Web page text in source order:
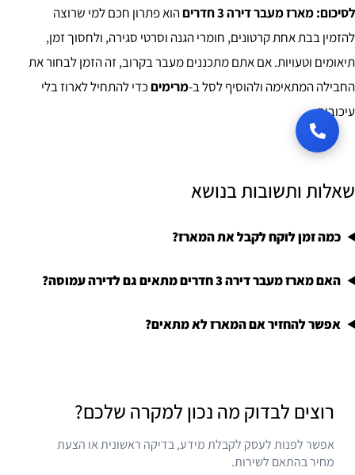
לסיכום:מארז מעבר דירה 3 חדרים
הוא פתרון חכם למי שרוצה
להזמין בבת אחת קרטונים, חומרי הגנה וסרטי סגירה, ולחסוך זמן,
תיאומים וטעויות. אם אתם מתכננים מעבר בקרוב, זה הזמן לבחור את
החבילה המתאימה ולהוסיף לסל ב-מרימיםכדי להתחיל לארוז בלי
עיכובים.
שאלות ותשובות בנושא
כמה זמן לוקח לקבל את המארז?
האם מארז מעבר דירה 3 חדרים מתאים גם לדירה עמוסה?
אפשר להחזיר אם המארז לא מתאים?
רוצים לבדוק מה נכון למקרה שלכם?
אפשר לפנות לעסק לקבלת מידע, בדיקה ראשונית או הצעת
מחיר בהתאם לשירות.